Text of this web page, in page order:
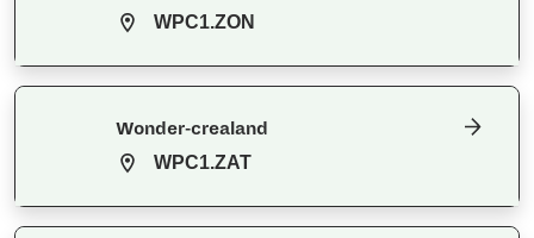
WPC1.ZON
Wonder-crealand
WPC1.ZAT